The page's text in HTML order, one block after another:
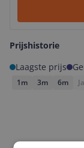
Prijshistorie
Laagste prijs
1m 3m 6m